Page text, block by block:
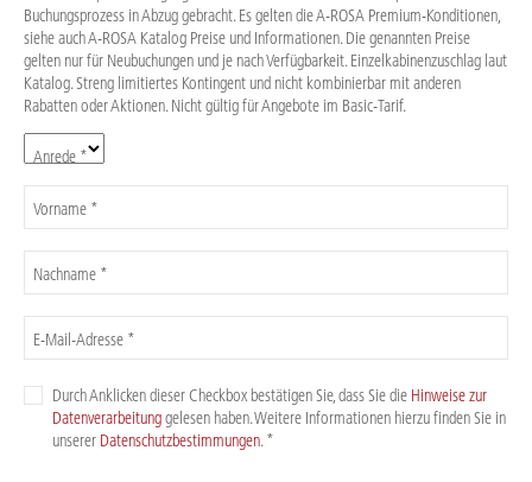
Buchungsprozess in Abzug gebracht. Es gelten die A-ROSA Premium-Konditionen,
siehe auch A-ROSA Katalog Preise und Informationen. Die genannten Preise
gelten nur für Neubuchungen und je nach Verfügbarkeit. Einzelkabinenzuschlag laut
Katalog. Streng limitiertes Kontingent und nicht kombinierbar mit anderen
Rabatten oder Aktionen. Nicht gültig für Angebote im Basic-Tarif.
Anrede *
Vorname *
Nachname *
E-Mail-Adresse *
Durch Anklicken dieser Checkbox bestätigen Sie, dass Sie die Hinweise zur
Datenverarbeitunggelesen haben. Weitere Informationen hierzu finden Sie in
unserer Datenschutzbestimmungen. *